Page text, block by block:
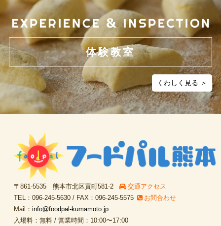
体験教室
くわしく見る ＞
〒861-5535 熊本市北区貢町581-2
交通アクセス
TEL：096-245-5630 / FAX：096-245-5575
お問合わせ
Mail：info@foodpal-kumamoto.jp
入場料：無料 / 営業時間：10:00〜17:00